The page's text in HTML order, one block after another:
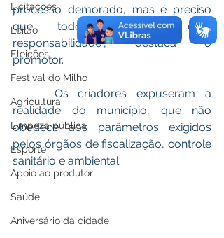
Licitações
Leilão
Eleições
Festival do Milho
Agricultura
Limpeza pública
Esporte
Apoio ao produtor
Saúde
Aniversário da cidade
processo demorado, mas é preciso
que todos assumam essa
responsabilidade”, destaca o
promotor.
realidade do município, que não
obedece aos parâmetros exigidos
pelos órgãos de fiscalização, controle
sanitário e ambiental.